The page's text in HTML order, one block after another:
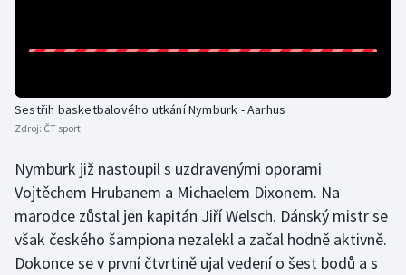
Judo
Krasobruslení
Lezení
Lyže a snowboard
Sestřih basketbalového utkání Nymburk - Aarhus
Zdroj: ČT sport
Nymburk již nastoupil s uzdravenými oporami
Vojtěchem Hrubanem a Michaelem Dixonem. Na
marodce zůstal jen kapitán Jiří Welsch. Dánský mistr se
však českého šampiona nezalekl a začal hodně aktivně.
Dokonce se v první čtvrtině ujal vedení o šest bodů a s